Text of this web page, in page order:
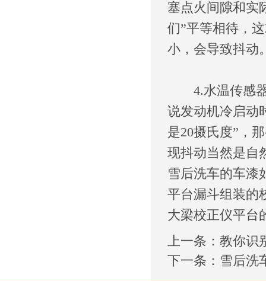
塞点火间隙和实
们”平等相待，
小，会导致抖动
4.水温传感器
说发动机冷启动
是20摄氏度”，
现抖动当然是自
雪后洗车的车漆
平台漏斗组装的
大梁校正仪平台
上一条： 教你识
下一条： 雪后洗